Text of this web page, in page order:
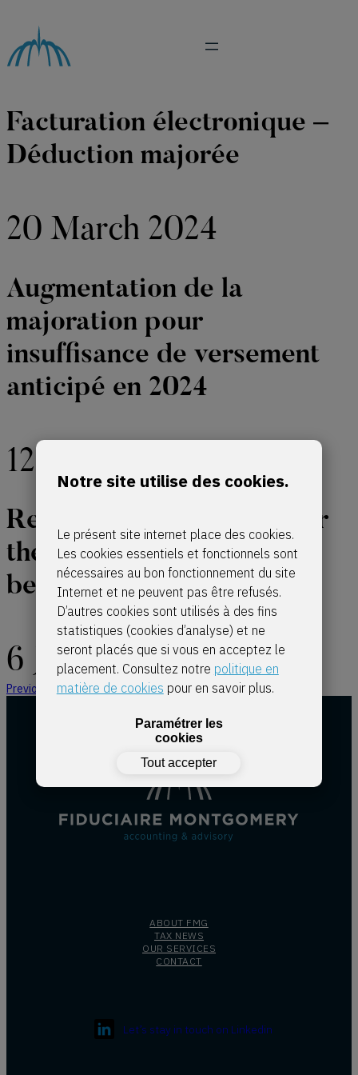
content
Facturation électronique –
Déduction majorée
20 March 2024
Augmentation de la
majoration pour
insuffisance de versement
anticipé en 2024
12 March 2024
Revaluation coefficient for
the calculation of rental
benefits
6 June 2022
Previous Page1…4 56 7Next Page
OUR SERVICES
ABOUT FMG
TAX NEWS
CONTACT
Let’s stay in touch on Linkedin
Notre site utilise des cookies.
Le présent site internet place des cookies.
Les cookies essentiels et fonctionnels sont
nécessaires au bon fonctionnement du site
Internet et ne peuvent pas être refusés.
D’autres cookies sont utilisés à des fins
statistiques (cookies d’analyse) et ne
seront placés que si vous en acceptez le
placement. Consultez notre politique en
matière de cookies pour en savoir plus.
Paramétrer les
cookies
Tout accepter